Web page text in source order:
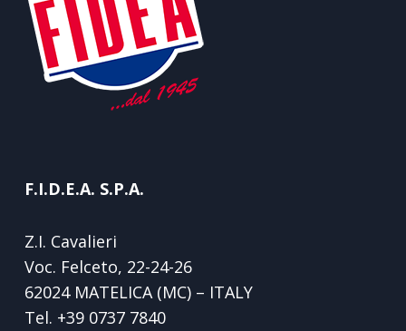
F.I.D.E.A. S.P.A.
Z.I. Cavalieri
Voc. Felceto, 22-24-26
62024 MATELICA (MC) – ITALY
Tel. +39 0737 7840